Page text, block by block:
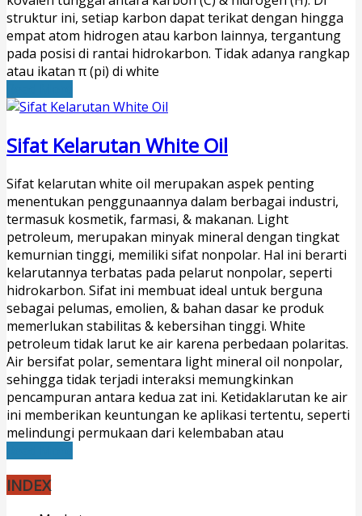
struktur ini, setiap karbon dapat terikat dengan hingga
empat atom hidrogen atau karbon lainnya, tergantung
pada posisi di rantai hidrokarbon. Tidak adanya rangkap
atau ikatan π (pi) di white
Sifat Kelarutan White Oil
Sifat kelarutan white oil merupakan aspek penting
menentukan penggunaannya dalam berbagai industri,
termasuk kosmetik, farmasi, & makanan. Light
petroleum, merupakan minyak mineral dengan tingkat
kemurnian tinggi, memiliki sifat nonpolar. Hal ini berarti
kelarutannya terbatas pada pelarut nonpolar, seperti
hidrokarbon. Sifat ini membuat ideal untuk berguna
sebagai pelumas, emolien, & bahan dasar ke produk
memerlukan stabilitas & kebersihan tinggi. White
petroleum tidak larut ke air karena perbedaan polaritas.
Air bersifat polar, sementara light mineral oil nonpolar,
sehingga tidak terjadi interaksi memungkinkan
pencampuran antara kedua zat ini. Ketidaklarutan ke air
ini memberikan keuntungan ke aplikasi tertentu, seperti
melindungi permukaan dari kelembaban atau
INDEX